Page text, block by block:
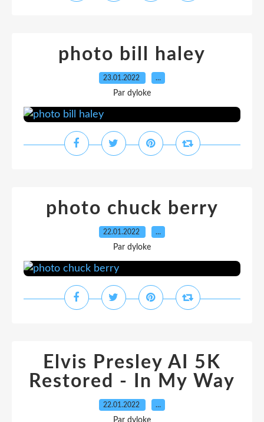
photo bill haley
23.01.2022 …
Par dyloke
photo chuck berry
22.01.2022 …
Par dyloke
Elvis Presley AI 5K
Restored - In My Way
22.01.2022 …
Par dyloke